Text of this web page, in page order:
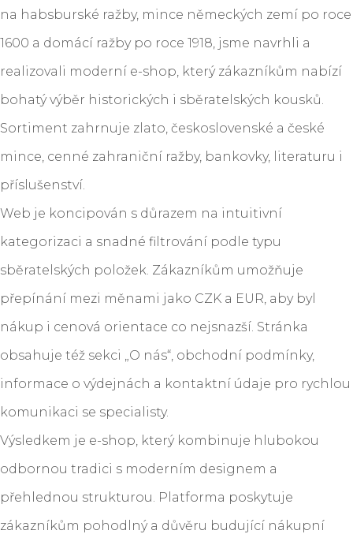
na habsburské ražby, mince německých zemí po roce
1600 a domácí ražby po roce 1918, jsme navrhli a
realizovali moderní e-shop, který zákazníkům nabízí
bohatý výběr historických i sběratelských kousků.
Sortiment zahrnuje zlato, československé a české
mince, cenné zahraniční ražby, bankovky, literaturu i
příslušenství.
Web je koncipován s důrazem na intuitivní
kategorizaci a snadné filtrování podle typu
sběratelských položek. Zákazníkům umožňuje
přepínání mezi měnami jako CZK a EUR, aby byl
nákup i cenová orientace co nejsnazší. Stránka
obsahuje též sekci „O nás“, obchodní podmínky,
informace o výdejnách a kontaktní údaje pro rychlou
komunikaci se specialisty.
Výsledkem je e-shop, který kombinuje hlubokou
odbornou tradici s moderním designem a
přehlednou strukturou. Platforma poskytuje
zákazníkům pohodlný a důvěru budující nákupní